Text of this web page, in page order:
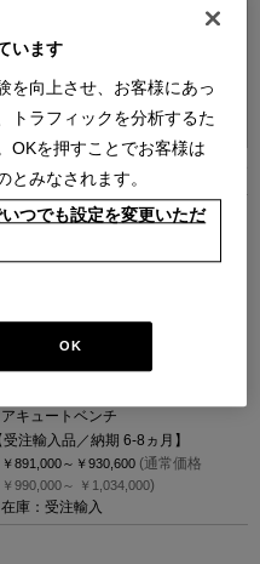
アキュートベンチ
受注輸入品／納期 6-8ヵ月】
￥891,000～ ￥930,600 (通常価格
￥990,000～ ￥1,034,000)
在庫：受注輸入
います
を向上させ、お客様にあっ
トラフィックを分析するた
OKを押すことでお客様は
とみなされます。
つでも設定を変更いただ
OK